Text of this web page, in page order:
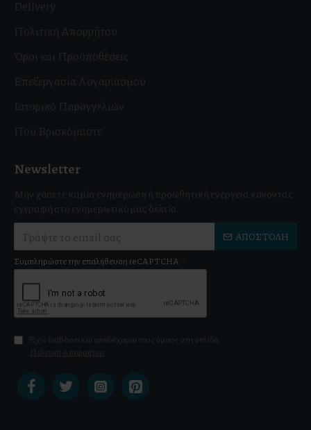
Delivery
Πολιτική Απορρήτου
Όροι και Προϋποθέσεις
Επεξεργασία Λογαριασμού
Ιστορικό Παραγγελιών
Που Βρισκόμαστε
Newsletter
Μην χάσετε καμία ενημέρωση ή προωθητική ενέργεια κάνοντας
εγγραφή στο ενημερωτικό μας δελτίο.
ΑΠΟΣΤΟΛΉ
Συμπληρώστε την επαλήθευση reCAPTCHA
Έχω διαβάσει και αποδέχομαι τους όρους στη σελίδα
Πολιτική Απορρήτου